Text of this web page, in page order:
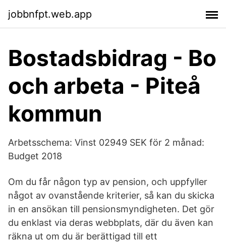
jobbnfpt.web.app
Bostadsbidrag - Bo
och arbeta - Piteå
kommun
Arbetsschema: Vinst 02949 SEK för 2 månad:
Budget 2018
Om du får någon typ av pension, och uppfyller
något av ovanstående kriterier, så kan du skicka
in en ansökan till pensionsmyndigheten. Det gör
du enklast via deras webbplats, där du även kan
räkna ut om du är berättigad till ett